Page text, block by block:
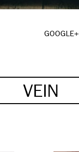
GOOGLE+
VEIN